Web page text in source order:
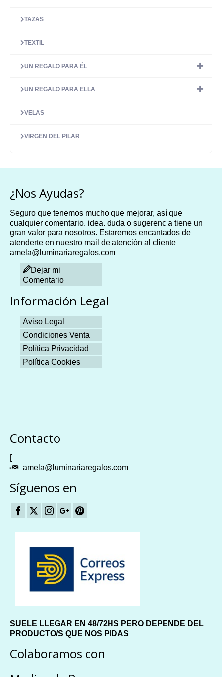
TAZAS
TEXTIL
UN REGALO PARA ÉL
UN REGALO PARA ELLA
VELAS
VIRGEN DEL PILAR
¿Nos Ayudas?
Seguro que tenemos mucho que mejorar, así que
cualquier comentario, idea, duda o sugerencia tiene un
gran valor para nosotros. Estaremos encantados de
atenderte en nuestro mail de atención al cliente
amela@luminariaregalos.com
Dejar mi
Comentario
Información Legal
Aviso Legal
Condiciones Venta
Política Privacidad
Política Cookies
Contacto
[
amela@luminariaregalos.com
Síguenos en
SUELE LLEGAR EN 48/72HS PERO DEPENDE DEL
PRODUCTO/S QUE NOS PIDAS
Colaboramos con